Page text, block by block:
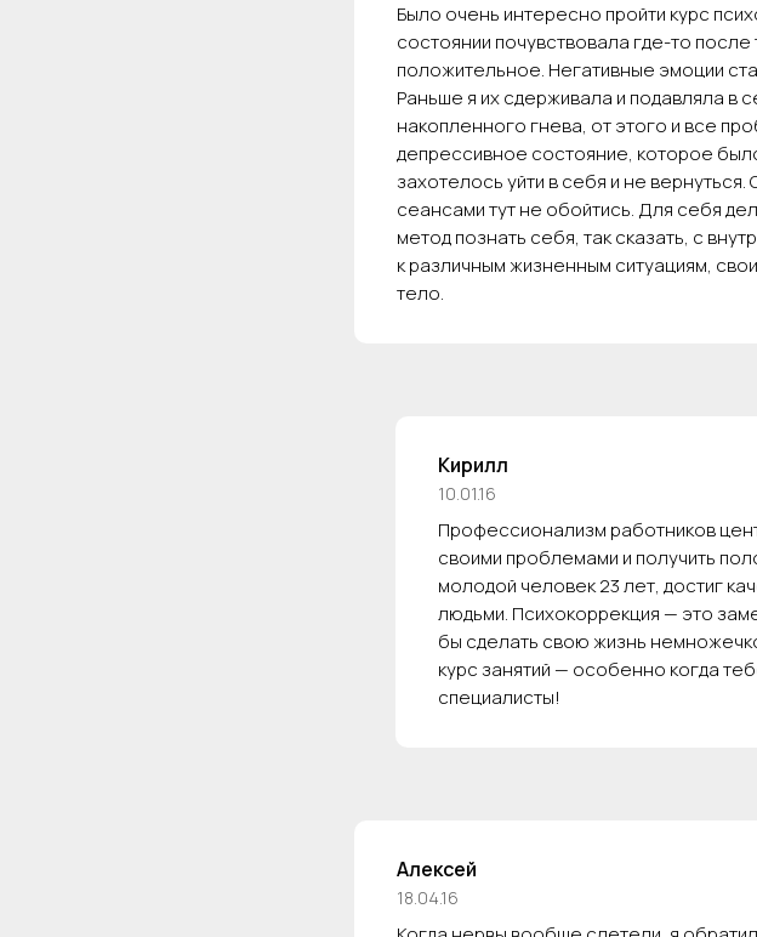
Было очень интересно пройти курс
состоянии почувствовала где-то
положительное. Негативные эмоции
Раньше я их сдерживала и подавляла в
накопленного гнева, от этого и все
депрессивное состояние, которое
захотелось уйти в себя и не
сеансами тут не обойтись. Для себя
метод познать себя, так сказать, с
к различным жизненным ситуациям,
тело.
Кирилл
10.01.16
Профессионализм работников
своими проблемами и получить
молодой человек 23 лет, достиг
людьми. Психокоррекция — это
бы сделать свою жизнь
курс занятий — особенно когда
специалисты!
Алексей
18.04.16